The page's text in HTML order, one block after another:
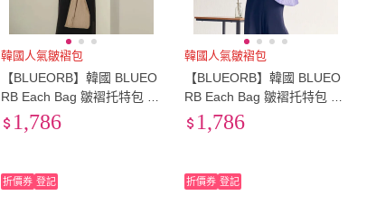
韓國人氣皺褶包
【BLUEORB】韓國 BLUEO
RB Each Bag 皺褶托特包 肩
背包-內附收納袋(香檳金)
1,786
折價券 登記
韓國人氣皺褶包
【BLUEORB】韓國 BLUEO
RB Each Bag 皺褶托特包 肩
背包-內附收納袋(丁香紫)
1,786
折價券 登記